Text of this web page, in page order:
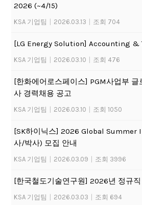
2026 (~4/15)
KSA 기업팀 | 2026.03.13 | 조회 704
[LG Energy Solution] Accounting &
KSA 기업팀 | 2026.03.10 | 조회 476
[한화에어로스페이스] PGM사업부 글
사 경력채용 공고
KSA 기업팀 | 2026.03.10 | 조회 1050
[SK하이닉스] 2026 Global Summer
사/박사) 모집 안내
KSA 기업팀 | 2026.03.09 | 조회 3996
[한국철도기술연구원] 2026년 정규
KSA 기업팀 | 2026.03.03 | 조회 694